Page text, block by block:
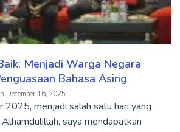
Menjadi Warga Negara
Bahasa Asing
December 16, 2025
menjadi salah satu hari yang
saya mendapatkan